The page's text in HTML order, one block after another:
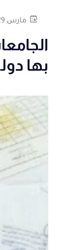
مارس 29, 2026
بها